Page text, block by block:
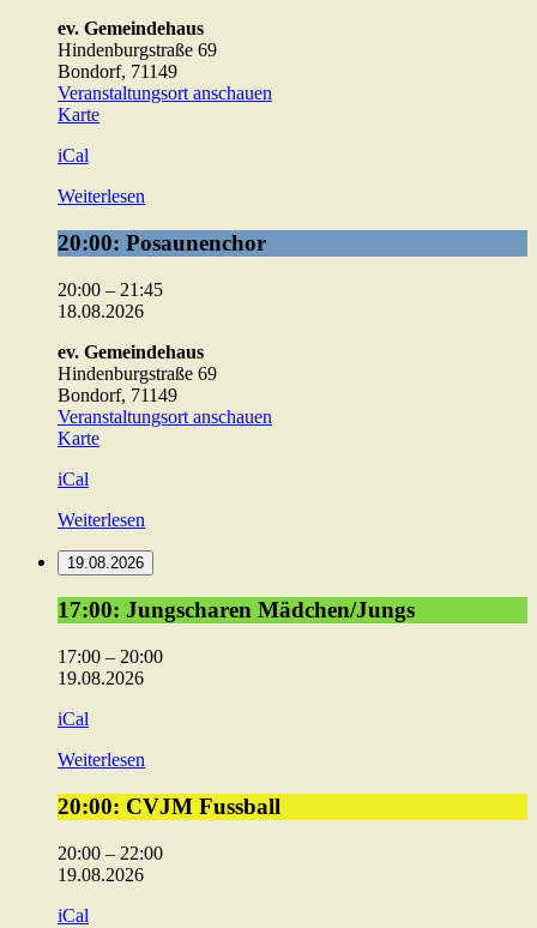
ev. Gemeindehaus
Hindenburgstraße 69
Bondorf, 71149
Veranstaltungsort anschauen
Karteev.
iCal
Weiterlesen
20:00:
Posaunenchor
20:00: Posaunenchor
20:00 – 21:45
18.08.2026
ev. Gemeindehaus
Hindenburgstraße 69
Bondorf, 71149
Veranstaltungsort anschauen
Karteev.
iCal
Weiterlesen
19.08.2026
17:00:
Jungscharen
Mädchen/Jungs
17:00: Jungscharen Mädchen/Jungs
17:00 – 20:00
19.08.2026
iCal
Weiterlesen
20:00:
CVJM
Fussball
20:00: CVJM Fussball
20:00 – 22:00
19.08.2026
iCal